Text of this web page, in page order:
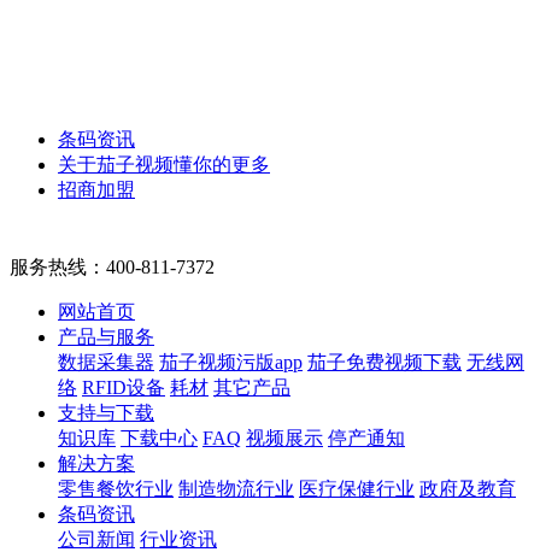
条码资讯
关于茄子视频懂你的更多
招商加盟
服务热线： 400-811-7372
网站首页
产品与服务
数据采集器 茄子视频污版app 茄子免费视频下载 无线网
络 RFID设备 耗材 其它产品
支持与下载
知识库 下载中心 FAQ 视频展示 停产通知
解决方案
零售餐饮行业 制造物流行业 医疗保健行业 政府及教育
条码资讯
公司新闻 行业资讯